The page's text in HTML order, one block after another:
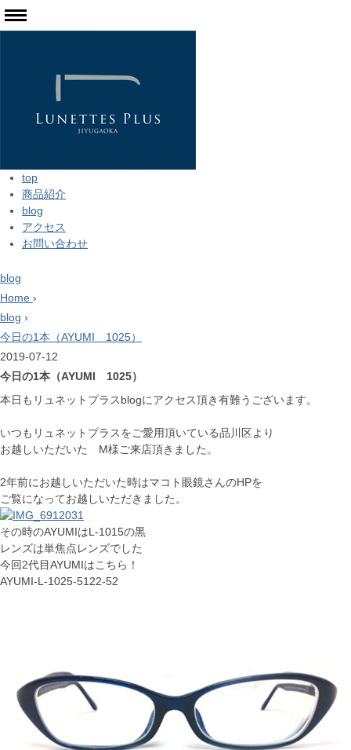
top
商品紹介
blog
アクセス
お問い合わせ
blog
Home ›
blog ›
今日の1本（AYUMI 1025）
2019-07-12
今日の1本（AYUMI 1025）
本日もリュネットプラスblogにアクセス頂き有難うございます。
いつもリュネットプラスをご愛用頂いている品川区より
お越しいただいた M様ご来店頂きました。
2年前にお越しいただいた時はマコト眼鏡さんのHPを
ご覧になってお越しいただきました。
その時のAYUMIはL-1015の黒
レンズは単焦点レンズでした
今回2代目AYUMIはこちら！
AYUMI-L-1025-5122-52